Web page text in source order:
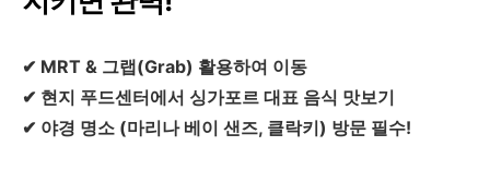
✔ MRT & 그랩(Grab) 활용하여 이동
✔ 현지 푸드센터에서 싱가포르 대표 음식 맛보기
✔ 야경 명소 (마리나 베이 샌즈, 클락키) 방문 필수!